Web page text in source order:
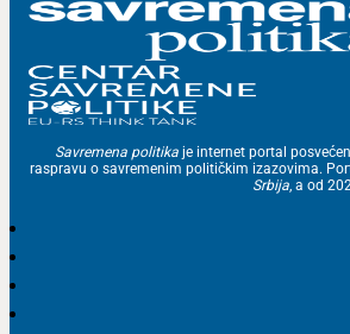
Savremena politika je internet portal
raspravu o savremenim političkim izazovima.
Srbija , a od